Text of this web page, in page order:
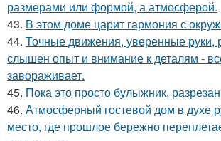
размерами или формой, а атмосферой.
43. В этом доме царит гармония с
44. Точные движения, уверенные руки,
слышен опыт и внимание к деталям -
завораживает.
45. Пока это просто булыжник,
46. Атмосферный гостевой дом в духе
место, где прошлое бережно